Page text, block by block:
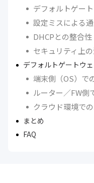
デフォルトゲー
設定ミスによる
DHCPとの整合性
セキュリティ上
デフォルトゲートウ
端末側（OS）で
ルーター／FW側
クラウド環境で
まとめ
FAQ